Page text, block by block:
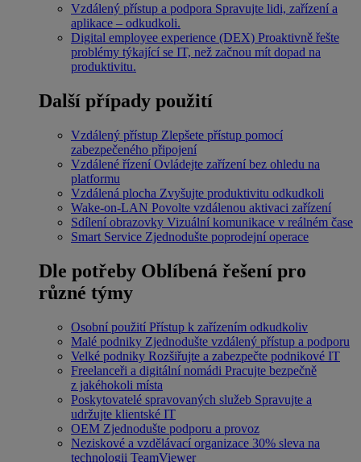
Vzdálený přístup a podpora Spravujte lidi, zařízení a
aplikace – odkudkoli.
Digital employee experience (DEX) Proaktivně řešte
problémy týkající se IT, než začnou mít dopad na
produktivitu.
Další případy použití
Vzdálený přístup Zlepšete přístup pomocí
zabezpečeného připojení
Vzdálené řízení Ovládejte zařízení bez ohledu na
platformu
Vzdálená plocha Zvyšujte produktivitu odkudkoli
Wake-on-LAN Povolte vzdálenou aktivaci zařízení
Sdílení obrazovky Vizuální komunikace v reálném čase
Smart Service Zjednodušte poprodejní operace
Dle potřeby Oblíbená řešení pro
různé týmy
Osobní použití Přístup k zařízením odkudkoliv
Malé podniky Zjednodušte vzdálený přístup a podporu
Velké podniky Rozšiřujte a zabezpečte podnikové IT
Freelanceři a digitální nomádi Pracujte bezpečně
z jakéhokoli místa
Poskytovatelé spravovaných služeb Spravujte a
udržujte klientské IT
OEM Zjednodušte podporu a provoz
Neziskové a vzdělávací organizace 30% sleva na
technologii TeamViewer